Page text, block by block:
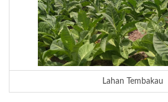
Lahan Tembakau